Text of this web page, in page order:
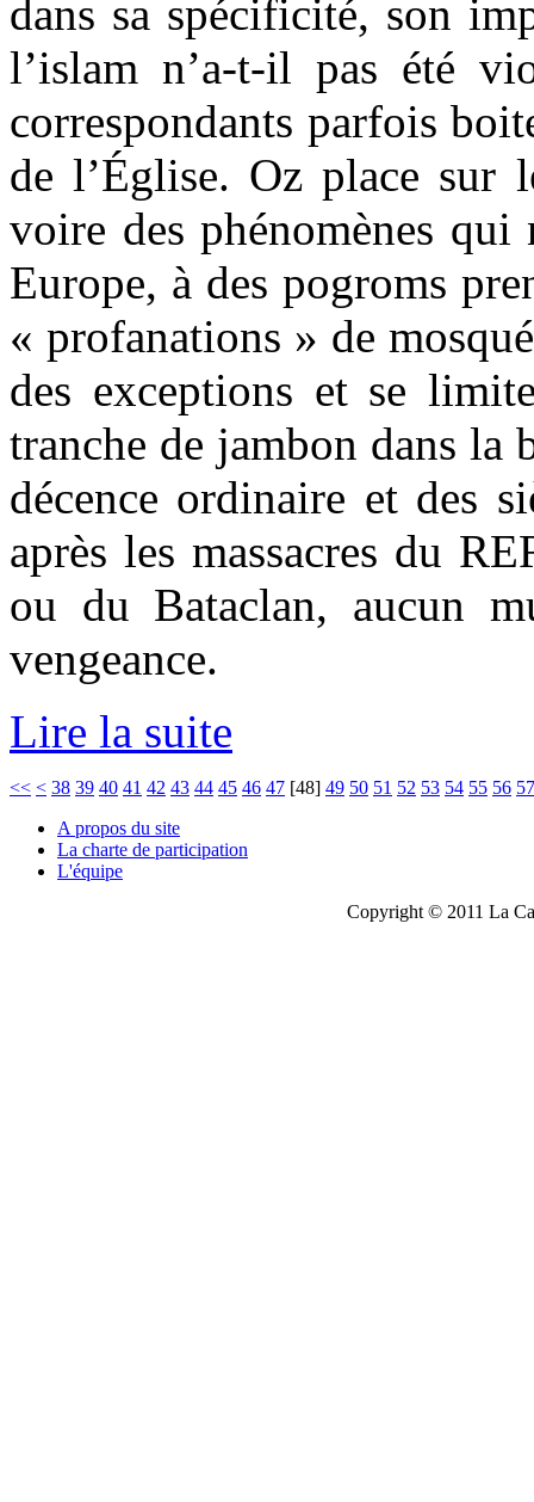
dans sa spécificité, son
l’islam n’a-t-il pas été
correspondants parfois
de l’Église. Oz place sur
voire des phénomènes qui
Europe, à des pogroms
« profanations » de
des exceptions et se
tranche de jambon dans la
décence ordinaire et des
après les massacres du
ou du Bataclan, aucun
vengeance.
Lire la suite
<< < 38 39 40 41 42 43 44 45 46 47 [48] 49 50 51 52 53 54 55 56 57
A propos du site
La charte de participation
L'équipe
Copyright © 2011 La